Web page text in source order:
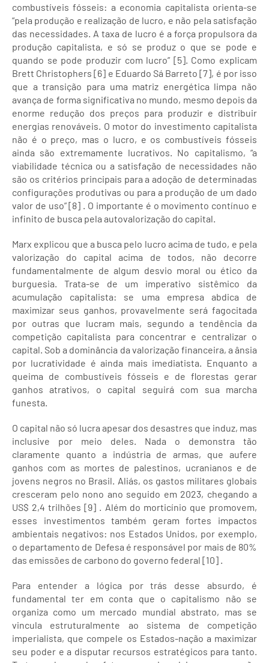
combustíveis fósseis: a economia capitalista orienta-se
“pela produção e realização de lucro, e não pela satisfação
das necessidades. A taxa de lucro é a força propulsora da
produção capitalista, e só se produz o que se pode e
quando se pode produzir com lucro” [5]. Como explicam
Brett Christophers [6] e Eduardo Sá Barreto [7], é por isso
que a transição para uma matriz energética limpa não
avança de forma significativa no mundo, mesmo depois da
enorme redução dos preços para produzir e distribuir
energias renováveis. O motor do investimento capitalista
não é o preço, mas o lucro, e os combustíveis fósseis
ainda são extremamente lucrativos. No capitalismo, “a
viabilidade técnica ou a satisfação de necessidades não
são os critérios principais para a adoção de determinadas
configurações produtivas ou para a produção de um dado
valor de uso” [8] . O importante é o movimento contínuo e
infinito de busca pela autovalorização do capital.
Marx explicou que a busca pelo lucro acima de tudo, e pela
valorização do capital acima de todos, não decorre
fundamentalmente de algum desvio moral ou ético da
burguesia. Trata-se de um imperativo sistêmico da
acumulação capitalista: se uma empresa abdica de
maximizar seus ganhos, provavelmente será fagocitada
por outras que lucram mais, segundo a tendência da
competição capitalista para concentrar e centralizar o
capital. Sob a dominância da valorização financeira, a ânsia
por lucratividade é ainda mais imediatista. Enquanto a
queima de combustíveis fósseis e de florestas gerar
ganhos atrativos, o capital seguirá com sua marcha
funesta.
O capital não só lucra apesar dos desastres que induz, mas
inclusive por meio deles. Nada o demonstra tão
claramente quanto a indústria de armas, que aufere
ganhos com as mortes de palestinos, ucranianos e de
jovens negros no Brasil. Aliás, os gastos militares globais
cresceram pelo nono ano seguido em 2023, chegando a
US$ 2,4 trilhões [9] . Além do morticínio que promovem,
esses investimentos também geram fortes impactos
ambientais negativos: nos Estados Unidos, por exemplo,
o departamento de Defesa é responsável por mais de 80%
das emissões de carbono do governo federal [10] .
Para entender a lógica por trás desse absurdo, é
fundamental ter em conta que o capitalismo não se
organiza como um mercado mundial abstrato, mas se
vincula estruturalmente ao sistema de competição
imperialista, que compele os Estados-nação a maximizar
seu poder e a disputar recursos estratégicos para tanto.